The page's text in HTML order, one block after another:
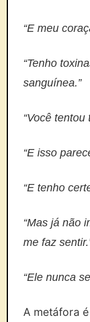
“E meu
“Tenho
sanguínea.”
“Você tentou
“E isso
“E tenho
“Mas já não
me faz
“Ele nunca
A metáfora